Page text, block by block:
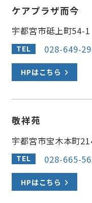
ケアプラザ而今
宇都宮市砥上町54-1
TEL 028-649-
HPはこちら
敬祥苑
宇都宮市宝木本町
TEL 028-665-
HPはこちら